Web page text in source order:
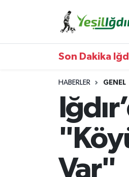
Son Dakika
HABERLER GENEL
Var"
Iğdır Trafik Yoğunluk
Süper Lig Puan Durumu
Tüm Manşetler